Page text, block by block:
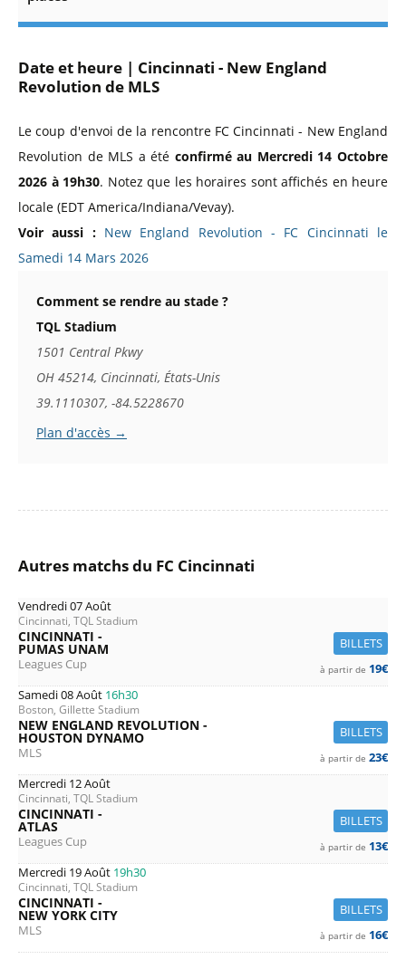
Date et heure | Cincinnati - New England
Revolution de MLS
Le coup d'envoi de la rencontre FC Cincinnati - New England
Revolution de MLS a été confirmé au Mercredi 14 Octobre
2026 à 19h30. Notez que les horaires sont affichés en heure
locale (EDT America/Indiana/Vevay).
Voir aussi : New England Revolution - FC Cincinnati le
Samedi 14 Mars 2026
Comment se rendre au stade ?
TQL Stadium
1501 Central Pkwy
OH 45214, Cincinnati, États-Unis
39.1110307, -84.5228670
Plan d'accès →
Autres matchs du FC Cincinnati
Vendredi 07 Août
Cincinnati, TQL Stadium
BILLETS
CINCINNATI -
PUMAS UNAM
Leagues Cup à partir de 19€
Samedi 08 Août 16h30
Boston, Gillette Stadium
BILLETS
NEW ENGLAND REVOLUTION -
HOUSTON DYNAMO
MLS à partir de 23€
Mercredi 12 Août
Cincinnati, TQL Stadium
BILLETS
CINCINNATI -
ATLAS
Leagues Cup à partir de 13€
Mercredi 19 Août 19h30
Cincinnati, TQL Stadium
BILLETS
CINCINNATI -
NEW YORK CITY
MLS à partir de 16€